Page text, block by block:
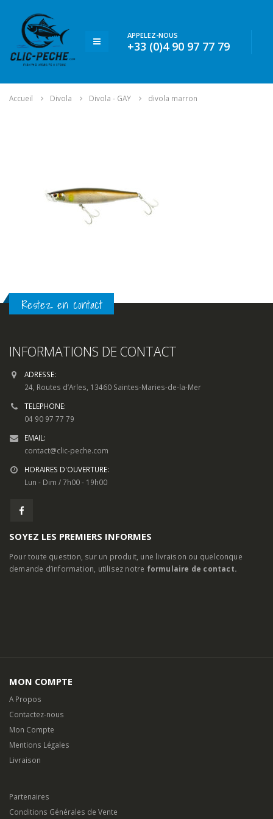
APPELEZ-NOUS
+33 (0)4 90 97 77 79
Accueil Divola Divola - GAY divola marron
Restez en contact
INFORMATIONS DE CONTACT
ADRESSE:
24, Routes d’Arles, 13460 Saintes-Maries-de-la-Mer
TELEPHONE:
04 90 97 77 79
EMAIL:
contact@clic-peche.com
HORAIRES D'OUVERTURE:
Lun - Dim / 7h00 - 19h00
SOYEZ LES PREMIERS INFORMES
Pour toute question, sur un produit, une livraison ou quelconque
demande d’information, utilisez notre formulaire de contact.
MON COMPTE
A Propos
Contactez-nous
Mon Compte
Mentions Légales
Livraison
Partenaires
Conditions Générales de Vente